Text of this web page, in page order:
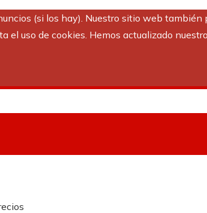
(si los hay). Nuestro sitio web también
el uso de cookies. Hemos actualizado